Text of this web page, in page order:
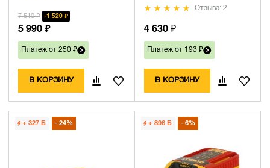
7 510 ₽ 1 520 ₽
5 990 ₽
Платеж от 250 ₽
В КОРЗИНУ
Отзыва: 2
4 630 ₽
Платеж от 193 ₽
В КОРЗИНУ
+ 327 Б 24% + 896 Б 6%